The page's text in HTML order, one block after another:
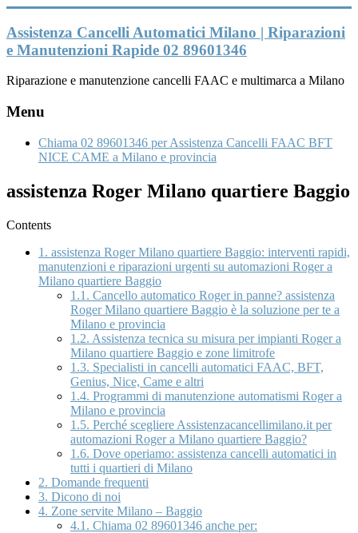
al
contenuto
Assistenza Cancelli Automatici Milano | Riparazioni
e Manutenzioni Rapide 02 89601346
Riparazione e manutenzione cancelli FAAC e multimarca a Milano
Menu
Chiama 02 89601346 per Assistenza Cancelli FAAC BFT
NICE CAME a Milano e provincia
assistenza Roger Milano quartiere Baggio
Contents
1. assistenza Roger Milano quartiere Baggio: interventi rapidi,
manutenzioni e riparazioni urgenti su automazioni Roger a
Milano quartiere Baggio
1.1. Cancello automatico Roger in panne? assistenza
Roger Milano quartiere Baggio è la soluzione per te a
Milano e provincia
1.2. Assistenza tecnica su misura per impianti Roger a
Milano quartiere Baggio e zone limitrofe
1.3. Specialisti in cancelli automatici FAAC, BFT,
Genius, Nice, Came e altri
1.4. Programmi di manutenzione automatismi Roger a
Milano e provincia
1.5. Perché scegliere Assistenzacancellimilano.it per
automazioni Roger a Milano quartiere Baggio?
1.6. Dove operiamo: assistenza cancelli automatici in
tutti i quartieri di Milano
2. Domande frequenti
3. Dicono di noi
4. Zone servite Milano – Baggio
4.1. Chiama 02 89601346 anche per: